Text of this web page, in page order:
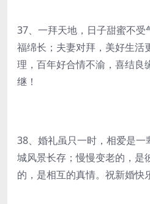
37、一拜天地，日子甜蜜不
福绵长；夫妻对拜，美好生活
理，百年好合情不渝，喜结良
继！
38、婚礼虽只一时，相爱是
城风景长存；慢慢变老的，是
的，是相互的真情。祝新婚快